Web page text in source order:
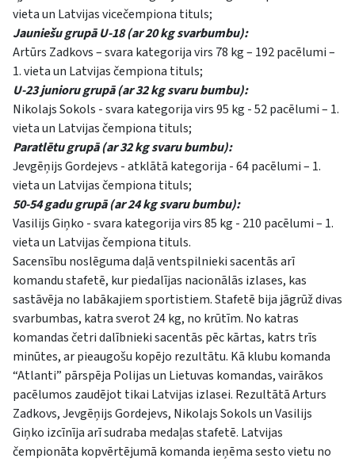
vieta un Latvijas vicečempiona tituls;
Jauniešu grupā U-18 (ar 20 kg svarbumbu):
Artūrs Zadkovs – svara kategorija virs 78 kg – 192 pacēlumi –
1. vieta un Latvijas čempiona tituls;
U-23 junioru grupā (ar 32 kg svaru bumbu):
Nikolajs Sokols - svara kategorija virs 95 kg - 52 pacēlumi – 1.
vieta un Latvijas čempiona tituls;
Paratlētu grupā (ar 32 kg svaru bumbu):
Jevgēņijs Gordejevs - atklātā kategorija - 64 pacēlumi – 1.
vieta un Latvijas čempiona tituls;
50-54 gadu grupā (ar 24 kg svaru bumbu):
Vasilijs Giņko - svara kategorija virs 85 kg - 210 pacēlumi – 1.
vieta un Latvijas čempiona tituls.
Sacensību noslēguma daļā ventspilnieki sacentās arī
komandu stafetē, kur piedalījas nacionālās izlases, kas
sastāvēja no labākajiem sportistiem. Stafetē bija jāgrūž divas
svarbumbas, katra sverot 24 kg, no krūtīm. No katras
komandas četri dalībnieki sacentās pēc kārtas, katrs trīs
minūtes, ar pieaugošu kopējo rezultātu. Kā klubu komanda
“Atlanti” pārspēja Polijas un Lietuvas komandas, vairākos
pacēlumos zaudējot tikai Latvijas izlasei. Rezultātā Arturs
Zadkovs, Jevgēņijs Gordejevs, Nikolajs Sokols un Vasilijs
Giņko izcīnīja arī sudraba medaļas stafetē. Latvijas
čempionāta kopvērtējumā komanda ieņēma sesto vietu no